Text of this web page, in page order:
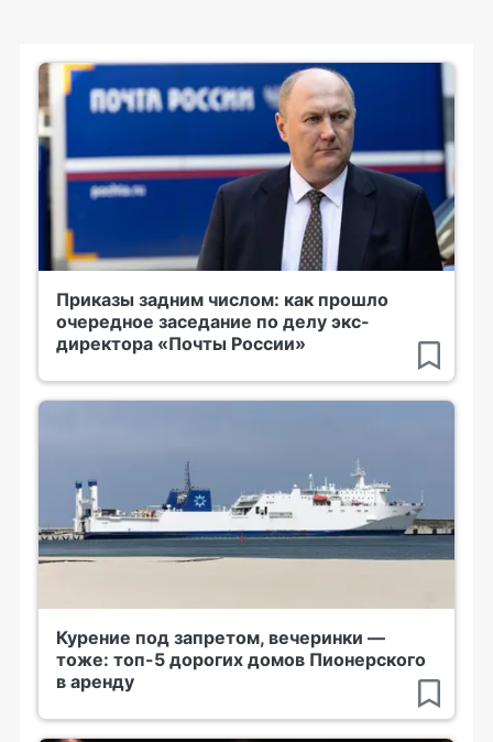
Приказы задним числом: как прошло
очередное заседание по делу экс-
директора «Почты России»
Курение под запретом, вечеринки —
тоже: топ-5 дорогих домов Пионерского
в аренду